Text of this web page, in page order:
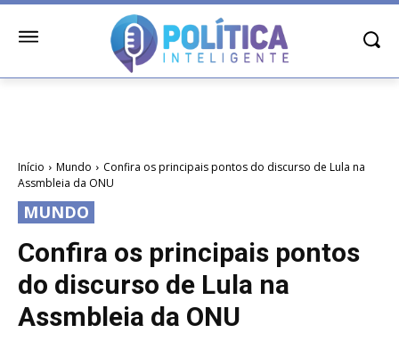
Início Mundo
Confira os principais pontos do discurso de Lula na
Assmbleia da ONU
MUNDO
Confira os principais pontos
do discurso de Lula na
Assmbleia da ONU